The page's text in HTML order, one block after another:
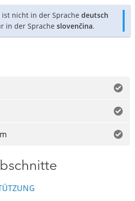
nicht in der Sprache deutsch
in der Sprache slovenčina.